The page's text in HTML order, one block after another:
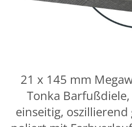
21 x 145 mm
Tonka
einseitig,